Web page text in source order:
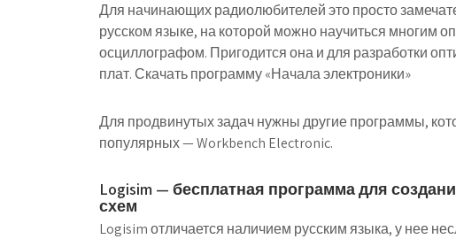
Для начинающих радиолюбителей это просто
русском языке, на которой можно научиться многим
осциллографом. Пригодится она и для разработки
плат. Скачать программу «Начала электроники»
Для продвинутых задач нужны другие программы,
популярных — Workbench Electronic.
Logisim — бесплатная программа для
схем
Logisim отличается наличием русским языка, у нее